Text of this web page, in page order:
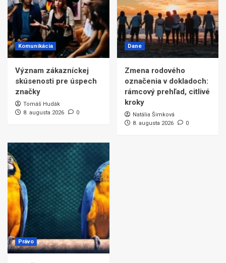
Komunikácia
Význam zákazníckej
skúsenosti pre úspech
značky
Tomáš Hudák
8. augusta 2026
0
Dane
Zmena rodového
označenia v dokladoch:
rámcový prehľad, citlivé
kroky
Natália Šimková
8. augusta 2026
0
Právo